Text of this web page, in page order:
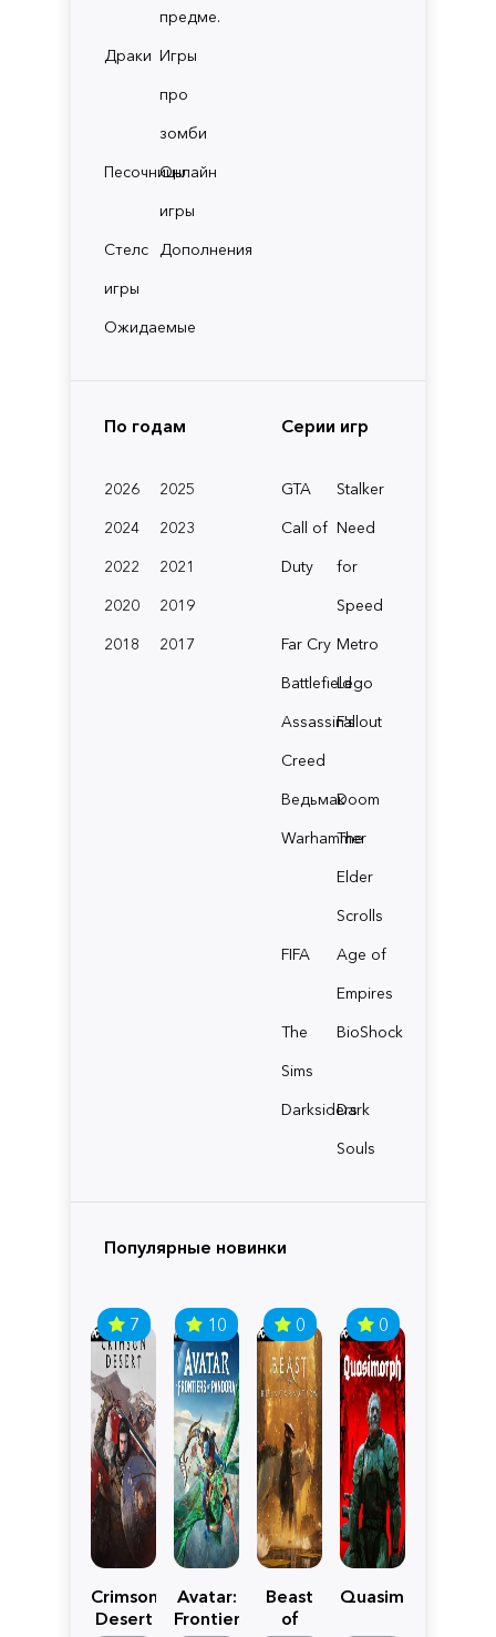
предме.
Драки Игры
про
зомби
ПесочницыОнлайн
игры
Стелс
игры
Дополнения
Ожидаемые
По годам
2026
2025
2024
2023
2022
2021
2020
2019
2018
2017
Серии игр
GTA
Stalker
Call of
Duty
Need
for
Speed
Far Cry Metro
BattlefieldLego
Assassin's
Creed
Fallout
ВедьмакDoom
Warhammer
The
Elder
Scrolls
FIFA
Age of
Empires
The
Sims
BioShock
Darksiders
Dark
Souls
Популярные новинки
7
Crimson
Desert
10
Avatar:
Frontiers
0
Beast
of
0
Quasimorph